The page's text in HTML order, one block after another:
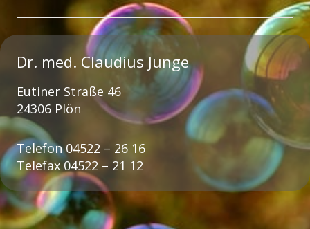
Dr. med. Claudius Junge
Eutiner Straße 46
24306 Plön
Telefon 04522 – 26 16
Telefax 04522 – 21 12